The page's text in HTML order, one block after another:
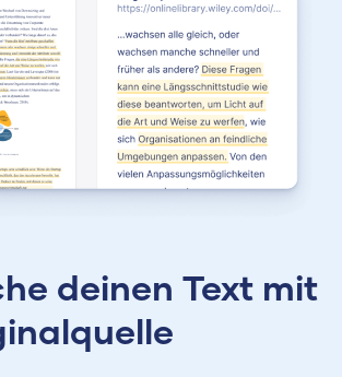
deinen Text mit